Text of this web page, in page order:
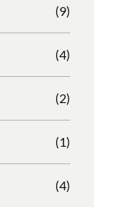
(9)
(4)
(2)
(1)
(4)